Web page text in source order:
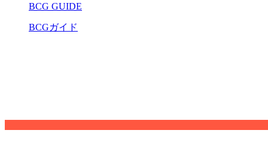
BCG GUIDE
BCGガイド